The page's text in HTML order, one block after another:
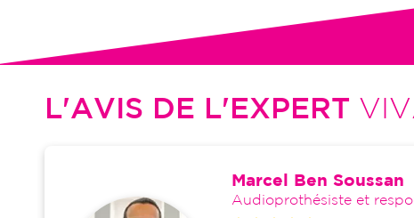
L'AVIS DE L'EXPERT
Marcel Ben Soussan
Audioprothésiste et